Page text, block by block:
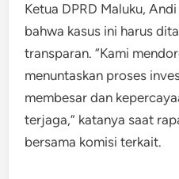
Ketua DPRD Maluku,
bahwa kasus ini harus
transparan. “Kami
menuntaskan proses
membesar dan
terjaga,” katanya saat
bersama komisi terkait.